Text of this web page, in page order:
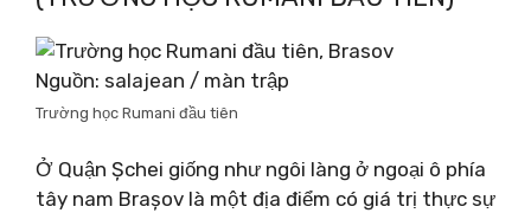
Nguồn: salajean / màn trập
Trường học Rumani đầu tiên
Ở Quận Șchei giống như ngôi làng ở ngoại ô phía
tây nam Brașov là một địa điểm có giá trị thực sự